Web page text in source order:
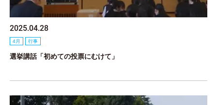
2025.04.28
4月 行事
選挙講話「初めての投票にむけて」